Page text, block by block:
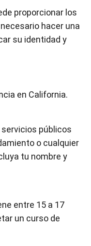
proporcionar los
hacer una
su identidad y
en California.
públicos
o cualquier
tu nombre y
entre 15 a 17
un curso de